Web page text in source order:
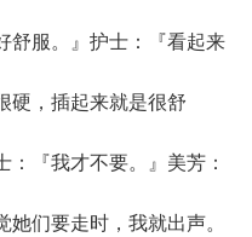
舒服。』护士：『看起来
硬，插起来就是很舒
『我才不要。』美芳：
们要走时，我就出声。